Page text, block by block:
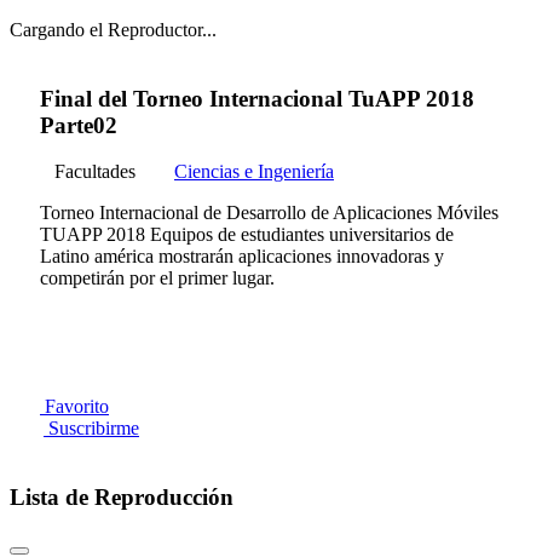
Cargando el Reproductor...
Final del Torneo Internacional TuAPP 2018
Parte02
Facultades
Ciencias e Ingeniería
Torneo Internacional de Desarrollo de Aplicaciones Móviles
TUAPP 2018 Equipos de estudiantes universitarios de
Latino américa mostrarán aplicaciones innovadoras y
competirán por el primer lugar.
Favorito
Suscribirme
Lista de Reproducción